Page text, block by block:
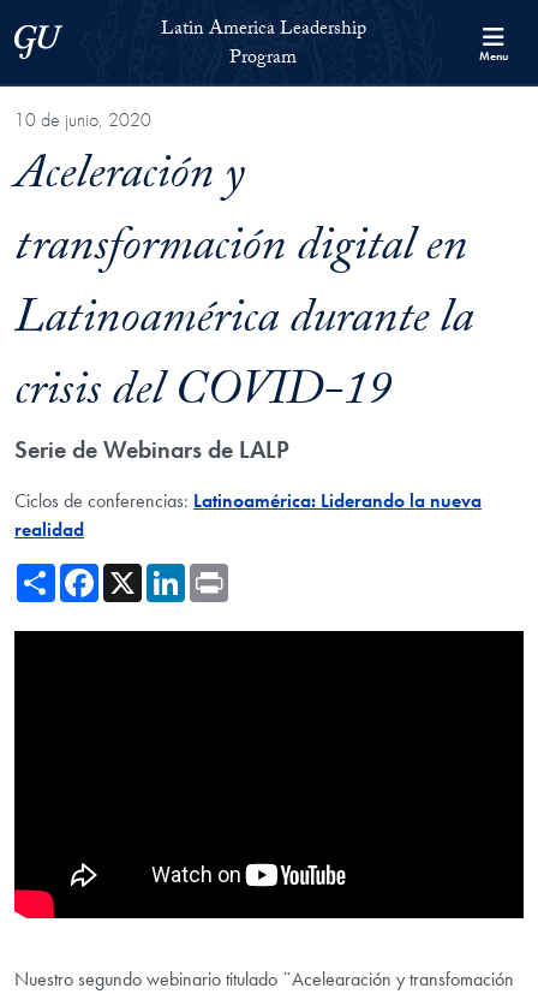
Skip to Latin America Leadership Program Full Site Menu
Georgetown UniversityLatin America Leadership
Program
Menu
10 de junio, 2020
Aceleración y
transformación digital en
Latinoamérica durante la
crisis del COVID-19
Serie de Webinars de LALP
Ciclos de conferencias: Latinoamérica: Liderando la nueva
realidad
ShareFacebook
X LinkedIn
Nuestro segundo webinario titulado ¨Acelearación y transfomación